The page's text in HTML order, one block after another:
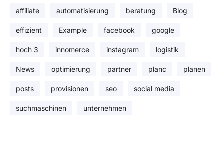
affiliate automatisierung beratung Blog
effizient Example facebook google
hoch 3 innomerce instagram logistik
News optimierung partner planc planen
posts provisionen seo social media
suchmaschinen unternehmen